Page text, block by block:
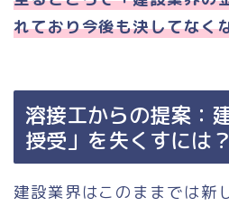
れており今後も決してなく
溶接工からの提案：
授受」を失くすには？
建設業界はこのままでは新